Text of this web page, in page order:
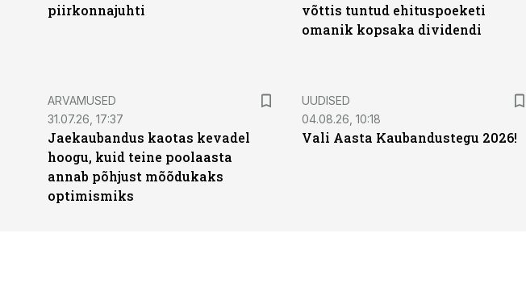
piirkonnajuhti
võttis tuntud ehituspoeketi
omanik kopsaka dividendi
ARVAMUSED
31.07.26, 17:37
Jaekaubandus kaotas kevadel
hoogu, kuid teine poolaasta
annab põhjust mõõdukaks
optimismiks
UUDISED
04.08.26, 10:18
Vali Aasta Kaubandustegu 2026!